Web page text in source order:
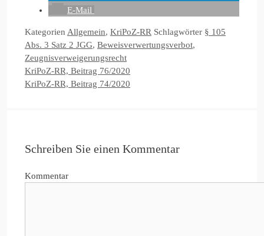
E-Mail
Kategorien Allgemein, KriPoZ-RR Schlagwörter § 105
Abs. 3 Satz 2 JGG, Beweisverwertungsverbot,
Zeugnisverweigerungsrecht
KriPoZ-RR, Beitrag 76/2020
KriPoZ-RR, Beitrag 74/2020
Schreiben Sie einen Kommentar
Kommentar